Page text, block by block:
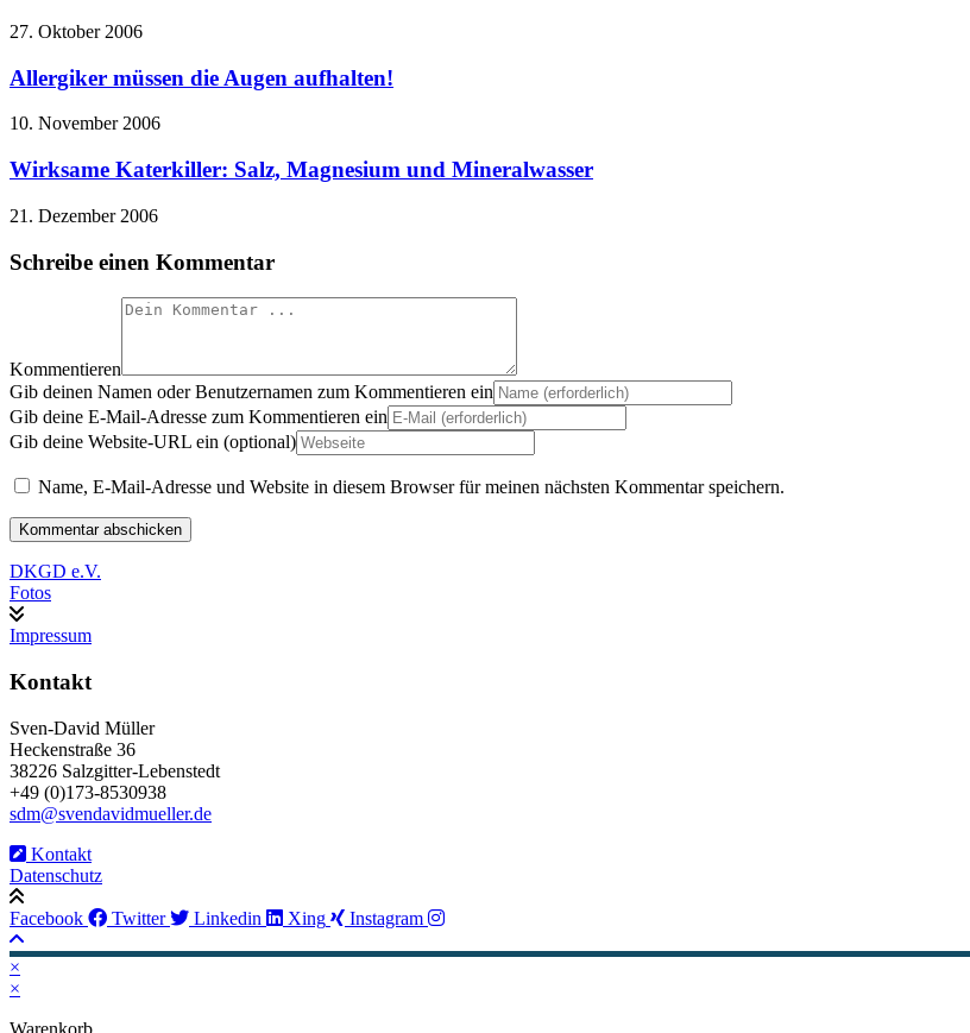
27. Oktober 2006
Allergiker müssen die Augen aufhalten!
10. November 2006
Wirksame Katerkiller: Salz, Magnesium und Mineralwasser
21. Dezember 2006
Schreibe einen Kommentar
Kommentieren
Gib deinen Namen oder Benutzernamen zum Kommentieren ein
Gib deine E-Mail-Adresse zum Kommentieren ein
Gib deine Website-URL ein (optional)
Name, E-Mail-Adresse und Website in diesem Browser für meinen nächsten Kommentar speichern.
DKGD e.V.
Fotos
Impressum
Kontakt
Sven-David Müller
Heckenstraße 36
38226 Salzgitter-Lebenstedt
+49 (0)173-8530938
sdm@svendavidmueller.de
Kontakt
Datenschutz
Facebook Twitter Linkedin Xing Instagram
×
×
Warenkorb